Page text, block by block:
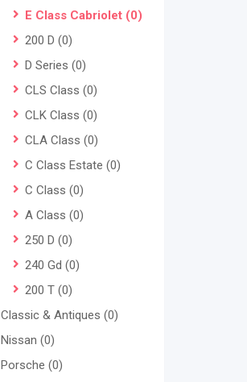
E Class Cabriolet (0)
200 D (0)
D Series (0)
CLS Class (0)
CLK Class (0)
CLA Class (0)
C Class Estate (0)
C Class (0)
A Class (0)
250 D (0)
240 Gd (0)
200 T (0)
Classic & Antiques (0)
Nissan (0)
Porsche (0)